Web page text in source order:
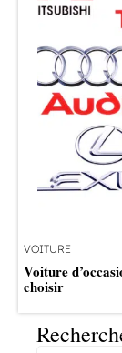
VOITURE
Voiture
choisir